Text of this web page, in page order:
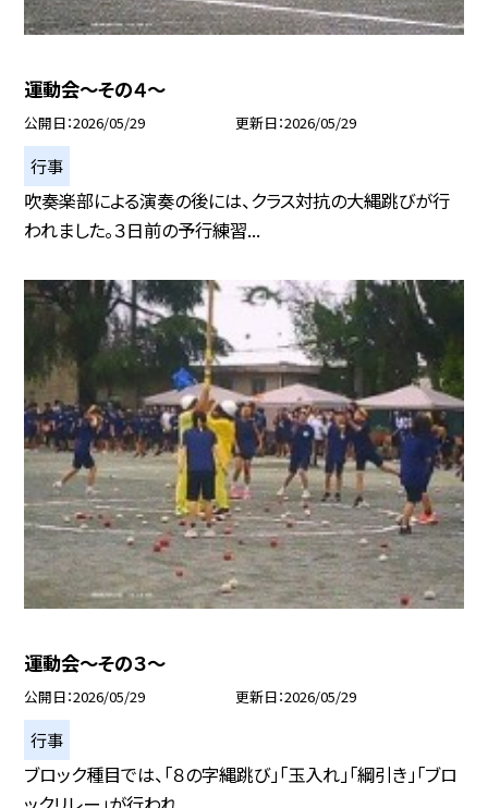
運動会～その４～
公開日 2026/05/29 更新日 2026/05/29
行事
吹奏楽部による演奏の後には、クラス対抗の大縄跳びが行
われました。３日前の予行練習...
運動会～その３～
公開日 2026/05/29 更新日 2026/05/29
行事
ブロック種目では、「８の字縄跳び」「玉入れ」「綱引き」「ブロ